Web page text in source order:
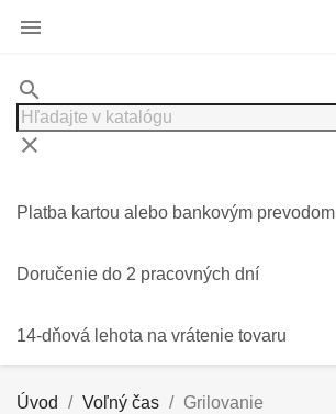

search
clear
Platba kartou alebo bankovým prevodom
Doručenie do 2 pracovných dní
14-dňová lehota na vrátenie tovaru
Úvod Voľný čas Grilovanie